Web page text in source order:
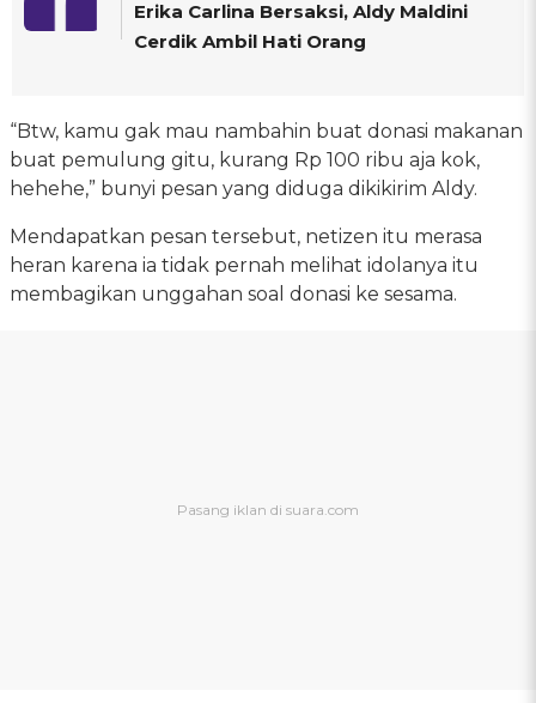
Erika Carlina Bersaksi, Aldy Maldini
Cerdik Ambil Hati Orang
“Btw, kamu gak mau nambahin buat donasi makanan
buat pemulung gitu, kurang Rp 100 ribu aja kok,
hehehe,” bunyi pesan yang diduga dikikirim Aldy.
Mendapatkan pesan tersebut, netizen itu merasa
heran karena ia tidak pernah melihat idolanya itu
membagikan unggahan soal donasi ke sesama.